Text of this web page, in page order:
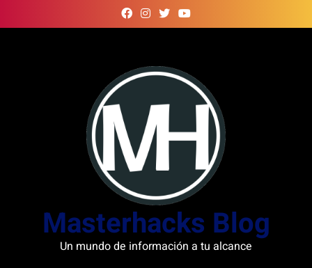
to
Masterhacks Blog
Un mundo de información a tu alcance